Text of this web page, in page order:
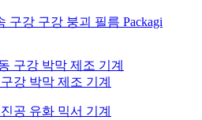
구강 구강 붕괴 필름 Packagi
강 박막 제조 기계